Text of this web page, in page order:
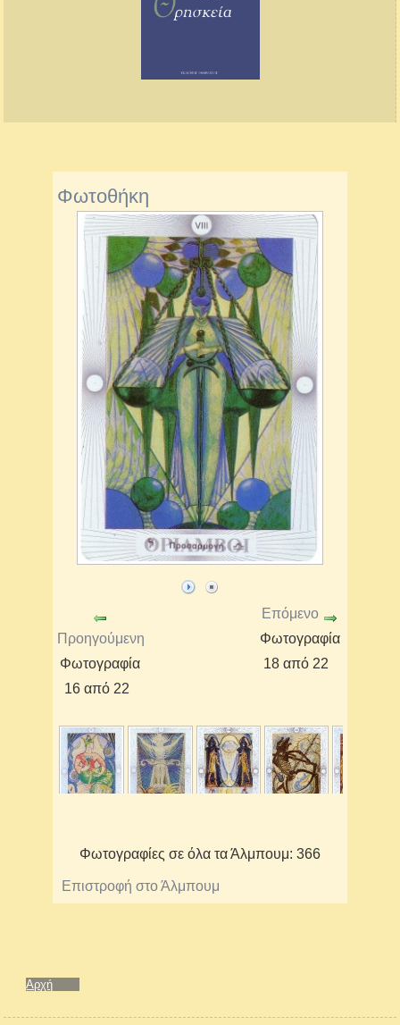
Φωτοθήκη
Προηγούμενη
Φωτογραφία
16 από 22
Επόμενο
Φωτογραφία
18 από 22
Φωτογραφίες σε όλα τα Άλμπουμ: 366
Επιστροφή στο Άλμπουμ
Αρχή